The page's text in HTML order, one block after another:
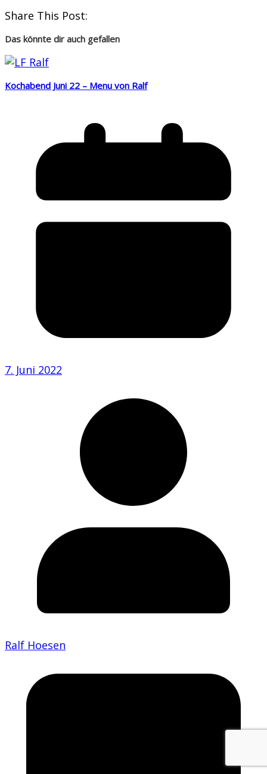
Share This Post:
Das könnte dir auch gefallen
Kochabend Juni 22 – Menu von Ralf
7. Juni 2022
Ralf Hoesen